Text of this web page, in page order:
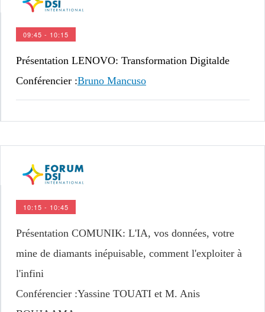
09:45 - 10:15
Présentation LENOVO: Transformation Digitalde
Conférencier :Bruno Mancuso
10:15 - 10:45
Présentation COMUNIK: L'IA, vos données, votre
mine de diamants inépuisable, comment l'exploiter à
l'infini
Conférencier :Yassine TOUATI et M. Anis